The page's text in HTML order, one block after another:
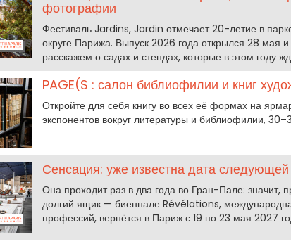
фотографии
Фестиваль Jardins, Jardin отмечает 20-летие в
округе Парижа. Выпуск 2026 года открылся 28 мая
расскажем о садах и стендах, которые в этом году
PAGE(S : салон библиофилии и книг
Откройте для себя книгу во всех её формах на
экспонентов вокруг литературы и библиофилии,
Сенсация: уже известна дата
Она проходит раз в два года во Гран-Пале: значит,
долгий ящик — биеннале Révélations,
профессий, вернётся в Париж с 19 по 23 мая 2027